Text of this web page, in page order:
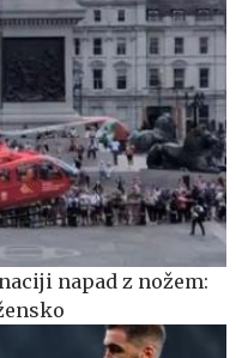
napad z nožem: